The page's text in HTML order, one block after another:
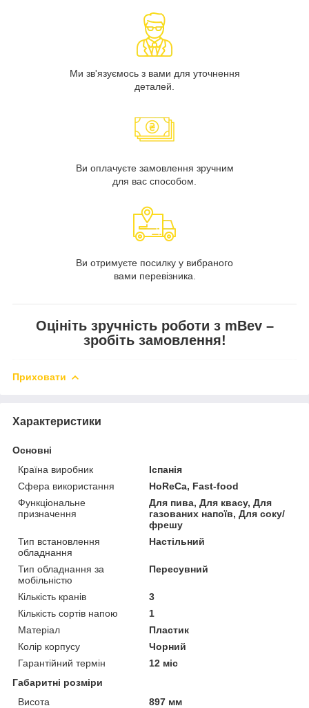
Ми зв'язуємось з вами для уточнення
деталей.
Ви оплачуєте замовлення зручним
для вас способом.
Ви отримуєте посилку у вибраного
вами перевізника.
Оцініть зручність роботи з mBev –
зробіть замовлення!
Приховати
Характеристики
Основні
Країна виробник
Іспанія
Сфера використання
HoReCa, Fast-food
Функціональне
призначення
Для пива, Для квасу, Для
газованих напоїв, Для соку/
фрешу
Тип встановлення
обладнання
Настільний
Тип обладнання за
мобільністю
Пересувний
Кількість кранів
3
Кількість сортів напою
1
Матеріал
Пластик
Колір корпусу
Чорний
Гарантійний термін
12 міс
Габаритні розміри
Висота
897 мм